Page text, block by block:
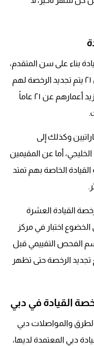
بناء على سن المتقدم،
فالأشخاص الذين تقل أعمارهم عن ٢١ يتم تجديد الرخصة لهم
لفترة لا تزيد عن العام الواحد، ومن تزيد أعمارهم عن ٢١ عاماً
وكذلك إلى
أما عن المقيمين
الخاصة بهم تمتد
القيادة العشرة
اختبار في مركز
الفحص التقييمي قبل
تجديد الرخصة حتى تظهر
القيادة في دبي
والمواصلات دبي
دبي المعتمدة لديها،